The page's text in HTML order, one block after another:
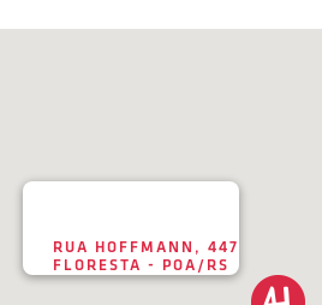
RUA HOFFMANN, 447
FLORESTA - POA/RS